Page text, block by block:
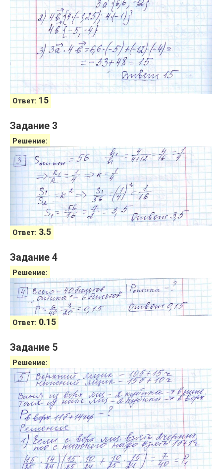
Ответ: 15
Задание 3
Решение:
Ответ: 3.5
Задание 4
Решение:
Ответ: 0.15
Задание 5
Решение: